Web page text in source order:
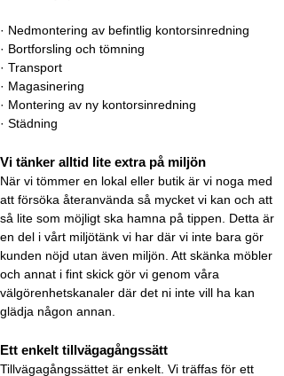
· Nedmontering av befintlig kontorsinredning
· Bortforsling och tömning
· Transport
· Magasinering
· Montering av ny kontorsinredning
· Städning
Vi tänker alltid lite extra på miljön
När vi tömmer en lokal eller butik är vi noga med
att försöka återanvända så mycket vi kan och att
så lite som möjligt ska hamna på tippen. Detta är
en del i vårt miljötänk vi har där vi inte bara gör
kunden nöjd utan även miljön. Att skänka möbler
och annat i fint skick gör vi genom våra
välgörenhetskanaler där det ni inte vill ha kan
glädja någon annan.
Ett enkelt tillvägagångssätt
Tillvägagångssättet är enkelt. Vi träffas för ett